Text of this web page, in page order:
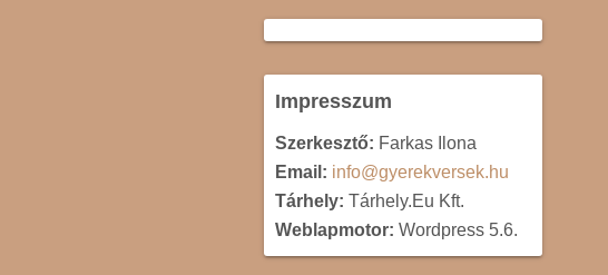
Impresszum
Szerkesztő: Farkas Ilona
Email: info@gyerekversek.hu
Tárhely: Tárhely.Eu Kft.
Weblapmotor: Wordpress 5.6.